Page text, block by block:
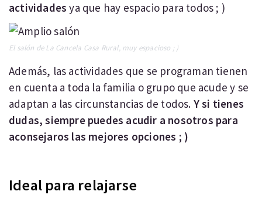
actividades ya que hay espacio para todos ; )
El salón de La Cancela Casa Rural, muy espacioso ; )
Además, las actividades que se programan tienen
en cuenta a toda la familia o grupo que acude y se
adaptan a las circunstancias de todos. Y si tienes
dudas, siempre puedes acudir a nosotros para
aconsejaros las mejores opciones ; )
Ideal para relajarse